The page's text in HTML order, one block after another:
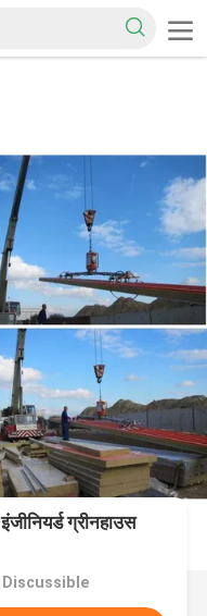
ग्रीनहाउस
Discussible